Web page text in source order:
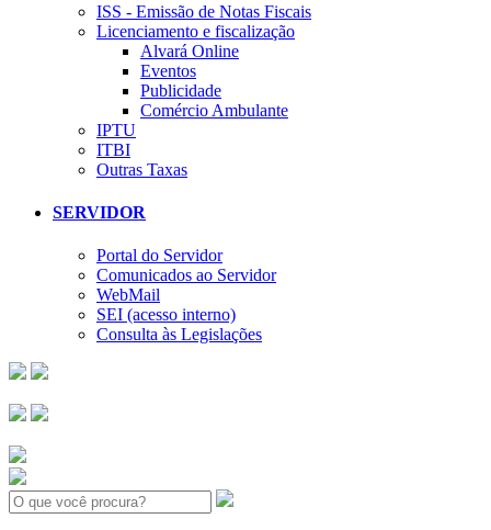
ISS - Emissão de Notas Fiscais
Licenciamento e fiscalização
Alvará Online
Eventos
Publicidade
Comércio Ambulante
IPTU
ITBI
Outras Taxas
SERVIDOR
Portal do Servidor
Comunicados ao Servidor
WebMail
SEI (acesso interno)
Consulta às Legislações
Search: